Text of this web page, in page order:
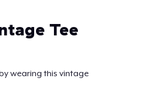
Tee
wearing this vintage